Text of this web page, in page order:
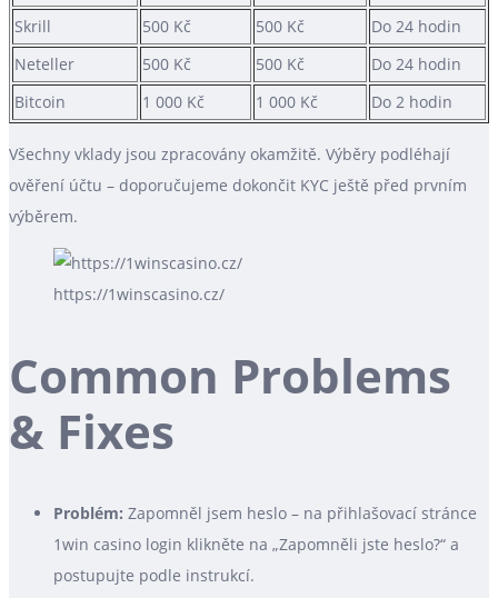
Skrill
500 Kč 500 Kč
Do 24 hodin
Neteller
500 Kč 500 Kč
Do 24 hodin
Bitcoin
1 000 Kč 1 000 Kč Do 2 hodin
Všechny vklady jsou zpracovány okamžitě. Výběry podléhají
ověření účtu – doporučujeme dokončit KYC ještě před prvním
výběrem.
https://1winscasino.cz/
Common Problems
& Fixes
Problém: Zapomněl jsem heslo – na přihlašovací stránce
1win casino login klikněte na „Zapomněli jste heslo?“ a
postupujte podle instrukcí.